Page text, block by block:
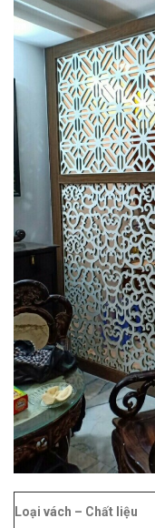
Loại vách – Chất liệu